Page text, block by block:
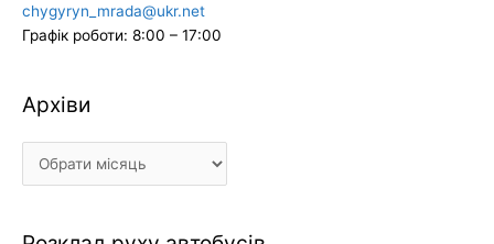
chygyryn_mrada@ukr.net
Графік роботи: 8:00 – 17:00
Архіви
Архіви